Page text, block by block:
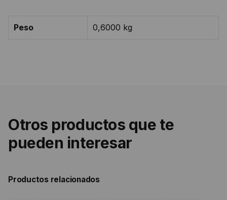
Peso 0,6000 kg
Otros productos que te
pueden interesar
Productos relacionados